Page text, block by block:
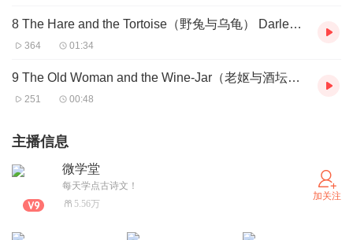
8 The Hare and the Tortoise（野兔与乌龟） Darlene Lee
364 01:34
9 The Old Woman and the Wine-Jar（老妪与酒坛） Darlene Lee
251 00:48
主播信息
微学堂
每天学点古诗文！
5.56万
加关注